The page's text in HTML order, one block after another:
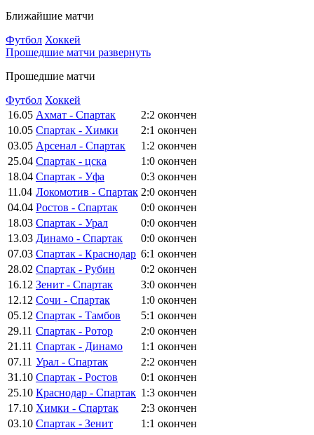
Ближайшие матчи
Футбол Хоккей
Прошедшие матчи развернуть
Прошедшие матчи
Футбол Хоккей
16.05 Ахмат - Спартак 2:2 окончен
10.05 Спартак - Химки 2:1 окончен
03.05 Арсенал - Спартак 1:2 окончен
25.04 Спартак - цска 1:0 окончен
18.04 Спартак - Уфа 0:3 окончен
11.04 Локомотив - Спартак 2:0 окончен
04.04 Ростов - Спартак 0:0 окончен
18.03 Спартак - Урал 0:0 окончен
13.03 Динамо - Спартак 0:0 окончен
07.03 Спартак - Краснодар 6:1 окончен
28.02 Спартак - Рубин 0:2 окончен
16.12 Зенит - Спартак 3:0 окончен
12.12 Сочи - Спартак 1:0 окончен
05.12 Спартак - Тамбов 5:1 окончен
29.11 Спартак - Ротор 2:0 окончен
21.11 Спартак - Динамо 1:1 окончен
07.11 Урал - Спартак 2:2 окончен
31.10 Спартак - Ростов 0:1 окончен
25.10 Краснодар - Спартак 1:3 окончен
17.10 Химки - Спартак 2:3 окончен
03.10 Спартак - Зенит 1:1 окончен